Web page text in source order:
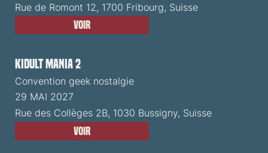
Rue de Romont 12, 1700 Fribourg, Suisse
Voir
Kidult Mania 2
Convention geek nostalgie
29 MAI 2027
Rue des Collèges 2B, 1030 Bussigny, Suisse
Voir